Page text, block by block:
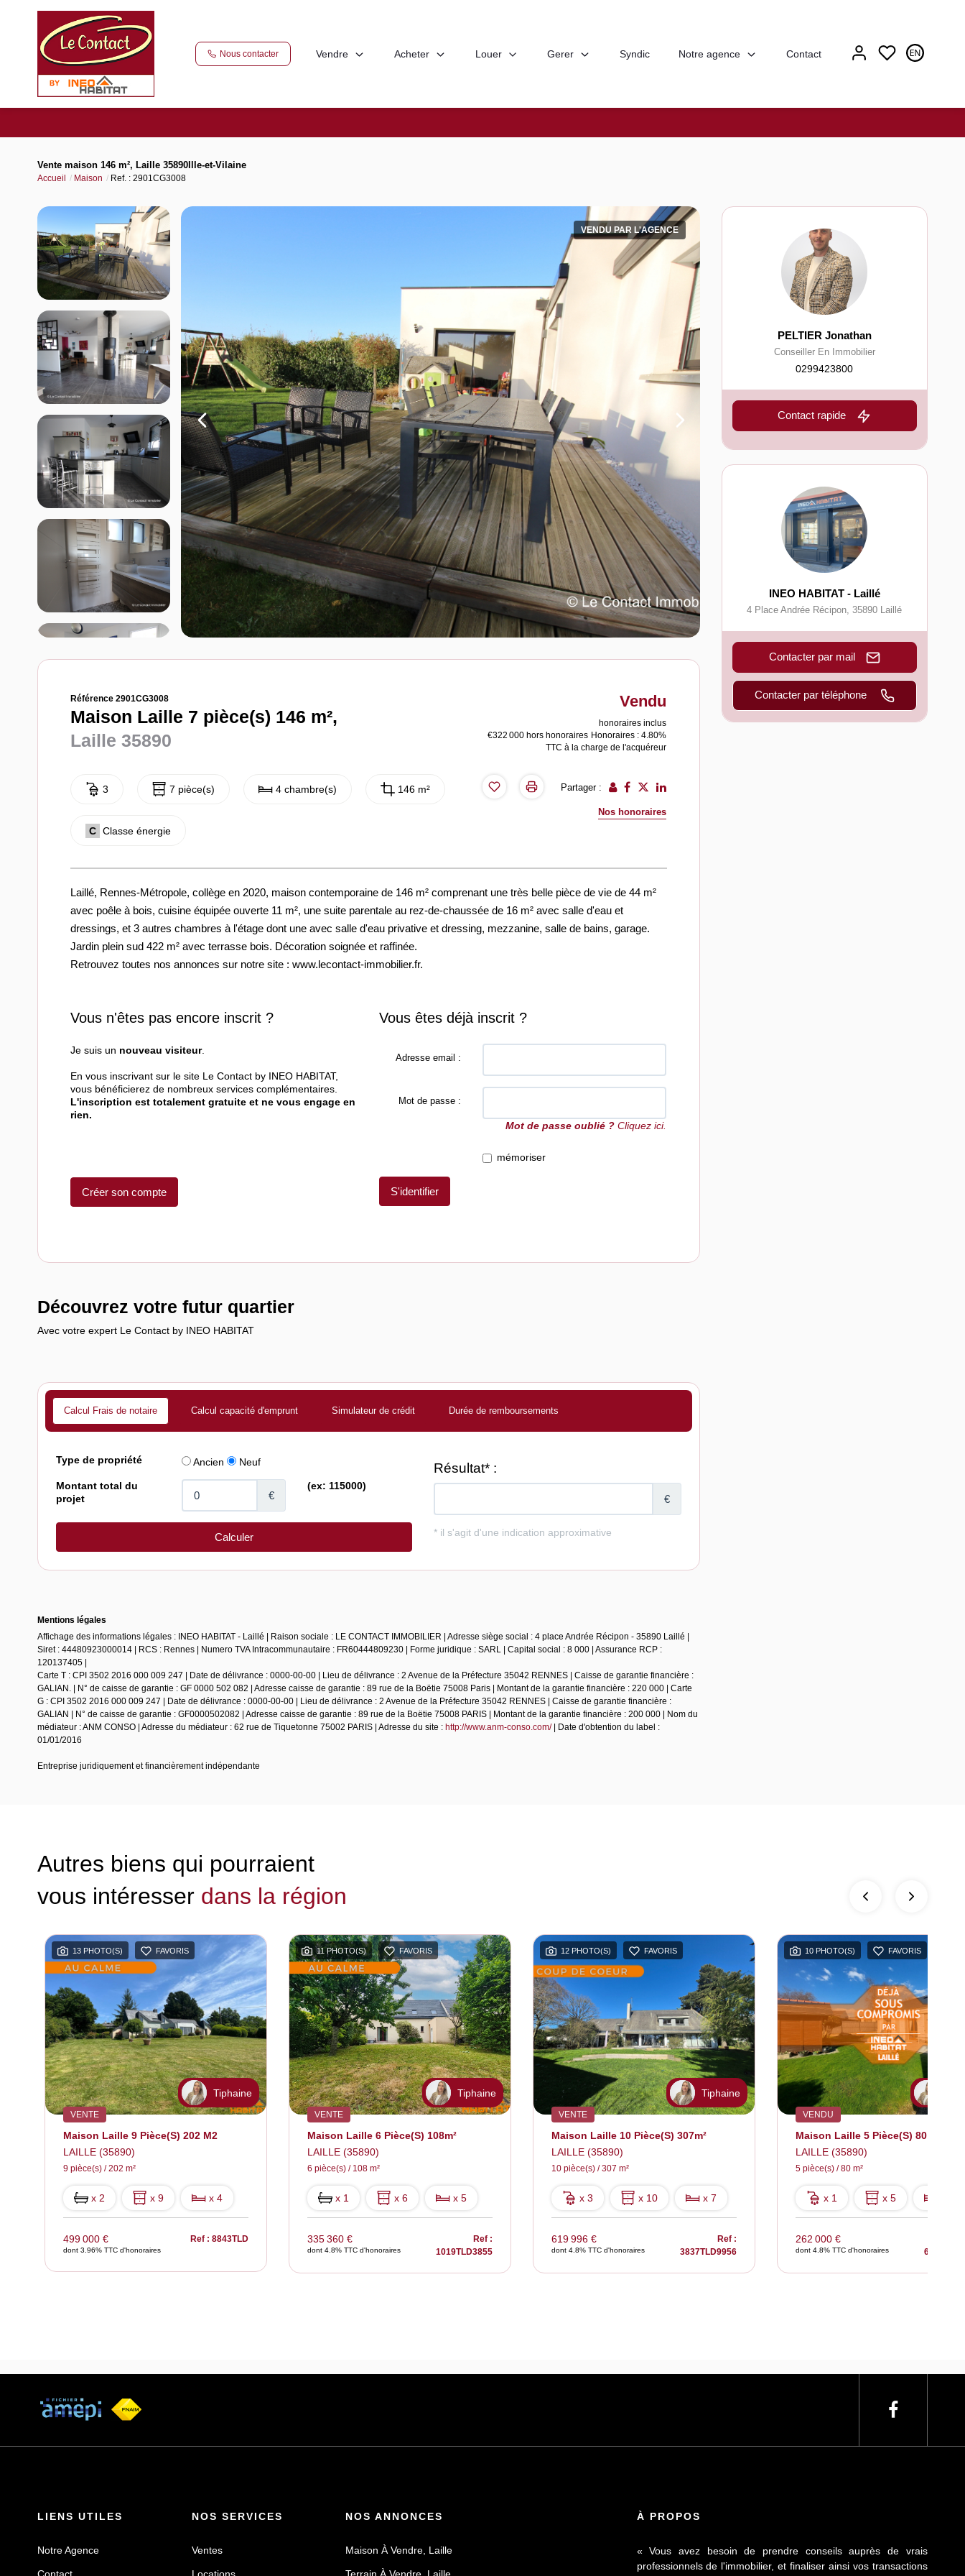
Nous contacter Vendre Acheter Louer Gerer Syndic Notre agence Contact
Vente maison 146 m², Laille 35890Ille-et-Vilaine
Accueil Maison Ref. : 2901CG3008
VENDU PAR L'AGENCE
Référence 2901CG3008
Maison Laille 7 pièce(s) 146 m²,
Laille 35890
3 7 pièce(s) 4 chambre(s) 146 m²
C Classe énergie
Vendu
honoraires inclus
€322 000 hors honoraires Honoraires : 4.80%
TTC à la charge de l'acquéreur
Partager :
Nos honoraires
Laillé, Rennes-Métropole, collège en 2020, maison contemporaine de 146 m² comprenant une très belle pièce de vie de 44 m²
avec poêle à bois, cuisine équipée ouverte 11 m², une suite parentale au rez-de-chaussée de 16 m² avec salle d'eau et
dressings, et 3 autres chambres à l'étage dont une avec salle d'eau privative et dressing, mezzanine, salle de bains, garage.
Jardin plein sud 422 m² avec terrasse bois. Décoration soignée et raffinée.
Retrouvez toutes nos annonces sur notre site : www.lecontact-immobilier.fr.
Vous n'êtes pas encore inscrit ?
Je suis un nouveau visiteur.
En vous inscrivant sur le site Le Contact by INEO HABITAT,
vous bénéficierez de nombreux services complémentaires.
L'inscription est totalement gratuite et ne vous engage en
rien.
Créer son compte
Vous êtes déjà inscrit ?
Adresse email :
Mot de passe :
Mot de passe oublié ? Cliquez ici.
mémoriser
S'identifier
Découvrez votre futur quartier
Avec votre expert Le Contact by INEO HABITAT
Calcul Frais de notaire Calcul capacité d'emprunt Simulateur de crédit Durée de remboursements
PELTIER Jonathan
Conseiller En Immobilier
0299423800
Contact rapide
INEO HABITAT - Laillé
4 Place Andrée Récipon,35890 Laillé
Contacter par mail
Contacter par téléphone
Mentions légales
Affichage des informations légales : INEO HABITAT - Laillé | Raison sociale : LE CONTACT IMMOBILIER | Adresse siège social : 4 place Andrée Récipon - 35890 Laillé |
Siret : 44480923000014 | RCS : Rennes | Numero TVA Intracommunautaire : FR60444809230 | Forme juridique : SARL | Capital social : 8 000 | Assurance RCP :
120137405 |
Carte T : CPI 3502 2016 000 009 247 | Date de délivrance : 0000-00-00 | Lieu de délivrance : 2 Avenue de la Préfecture 35042 RENNES | Caisse de garantie financière :
GALIAN. | N° de caisse de garantie : GF 0000 502 082 | Adresse caisse de garantie : 89 rue de la Boëtie 75008 Paris | Montant de la garantie financière : 220 000 | Carte
G : CPI 3502 2016 000 009 247 | Date de délivrance : 0000-00-00 | Lieu de délivrance : 2 Avenue de la Préfecture 35042 RENNES | Caisse de garantie financière :
GALIAN | N° de caisse de garantie : GF0000502082 | Adresse caisse de garantie : 89 rue de la Boëtie 75008 PARIS | Montant de la garantie financière : 200 000 | Nom du
médiateur : ANM CONSO | Adresse du médiateur : 62 rue de Tiquetonne 75002 PARIS | Adresse du site : http://www.anm-conso.com/| Date d'obtention du label :
01/01/2016
Entreprise juridiquement et financièrement indépendante
Autres biens qui pourraient
vous intéresser dans la région
13 PHOTO(S) FAVORIS
Tiphaine
VENTE
Maison Laille 9 Pièce(s) 202 M2
LAILLE (35890)
9 pièce(s) / 202 m²
x 2 x 9 x 4
499 000 €
dont 3.96% TTC d'honoraires
Ref : 8843TLD
11 PHOTO(S) FAVORIS
Tiphaine
VENTE
Maison Laille 6 Pièce(s) 108m²
LAILLE (35890)
6 pièce(s) / 108 m²
x 1 x 6 x 5
335 360 €
dont 4.8% TTC d'honoraires
Ref :
1019TLD3855
12 PHOTO(S) FAVORIS
Tiphaine
VENTE
Maison Laille 10 Pièce(s) 307m²
LAILLE (35890)
10 pièce(s) / 307 m²
x 3 x 10 x 7
619 996 €
dont 4.8% TTC d'honoraires
Ref :
3837TLD9956
10 PHOTO(S) FAVORIS
VENDU
Maison Laille 5 Pièce(s) 80 M2
LAILLE (35890)
5 pièce(s) / 80 m²
x 1 x 5
262 000 €
dont 4.8% TTC d'honoraires
LIENS UTILES
Notre Agence
NOS SERVICES
Ventes
NOS ANNONCES
Maison À Vendre, Laille
À PROPOS
« Vous avez besoin de prendre conseils auprès de vrais
professionnels de l'immobilier, et finaliser ainsi vos transactions